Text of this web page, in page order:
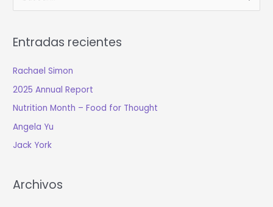
u
c
r
:
Entradas recientes
Rachael Simon
2025 Annual Report
Nutrition Month – Food for Thought
Angela Yu
Jack York
Archivos